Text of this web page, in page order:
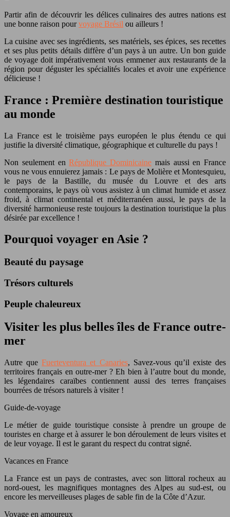
Partir afin de découvrir les délices culinaires des autres nations est
une bonne raison pourvoyage Brésil ou ailleurs !
La cuisine avec ses ingrédients, ses matériels, ses épices, ses recettes
et ses plus petits détails diffère d’un pays à un autre. Un bon guide
de voyage doit impérativement vous emmener aux restaurants de la
région pour déguster les spécialités locales et avoir une expérience
délicieuse !
France : Première destination touristique
au monde
La France est le troisième pays européen le plus étendu ce qui
justifie la diversité climatique, géographique et culturelle du pays !
Non seulement enRépublique Dominicaine mais aussi en France
vous ne vous ennuierez jamais : Le pays de Molière et Montesquieu,
le pays de la Bastille, du musée du Louvre et des arts
contemporains, le pays où vous assistez à un climat humide et assez
froid, à climat continental et méditerranéen aussi, le pays de la
diversité harmonieuse reste toujours la destination touristique la plus
désirée par excellence !
Pourquoi voyager en Asie ?
Beauté du paysage
Trésors culturels
Peuple chaleureux
Visiter les plus belles îles de France outre-
mer
Autre queFuerteventura et Canaries, Savez-vous qu’il existe des
territoires français en outre-mer ? Eh bien à l’autre bout du monde,
les légendaires caraïbes contiennent aussi des terres françaises
bourrées de trésors naturels à visiter !
Guide-de-voyage
Le métier de guide touristique consiste à prendre un groupe de
touristes en charge et à assurer le bon déroulement de leurs visites et
de leur voyage. Il est le garant du respect du contrat signé.
Vacances en France
La France est un pays de contrastes, avec son littoral rocheux au
nord-ouest, les magnifiques montagnes des Alpes au sud-est, ou
encore les merveilleuses plages de sable fin de la Côte d’Azur.
Voyage en amoureux